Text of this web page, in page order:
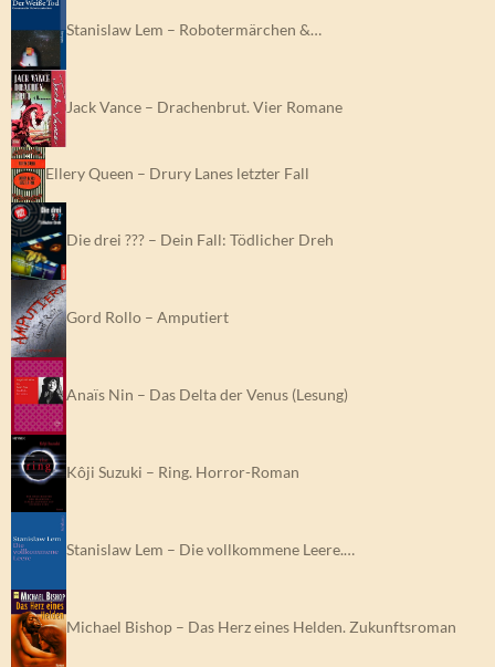
Stanislaw Lem – Robotermärchen &…
Jack Vance – Drachenbrut. Vier Romane
Ellery Queen – Drury Lanes letzter Fall
Die drei ??? – Dein Fall: Tödlicher Dreh
Gord Rollo – Amputiert
Anaïs Nin – Das Delta der Venus (Lesung)
Kôji Suzuki – Ring. Horror-Roman
Stanislaw Lem – Die vollkommene Leere.…
Michael Bishop – Das Herz eines Helden. Zukunftsroman